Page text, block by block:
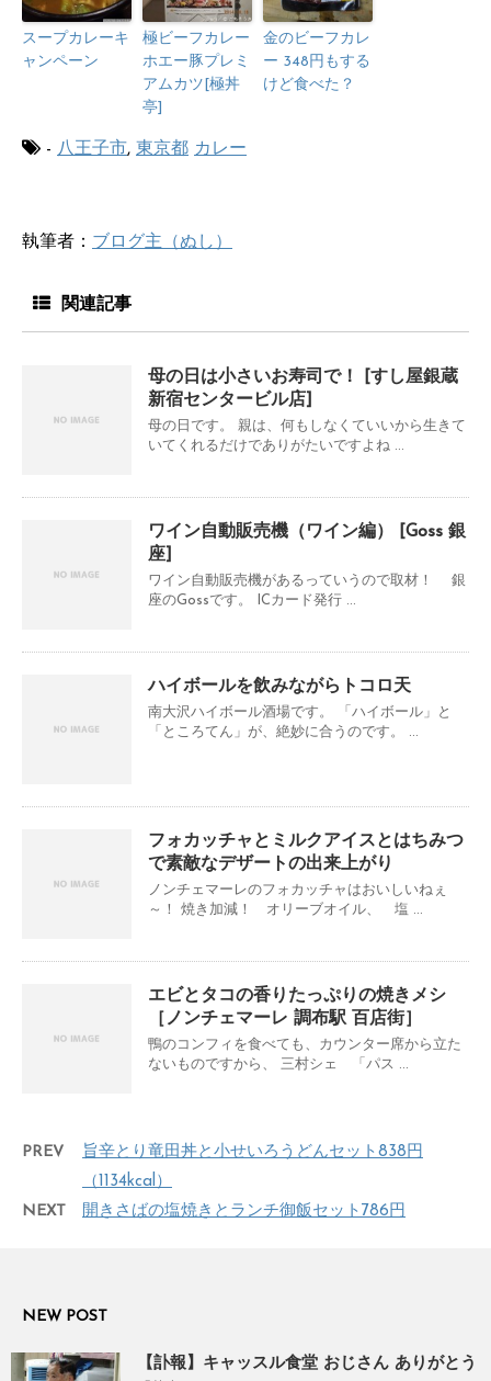
スープカレーキ
ャンペーン
極ビーフカレー
ホエー豚プレミ
アムカツ[極丼
亭]
金のビーフカレ
ー 348円もする
けど食べた？
- 八王子市, 東京都 カレー
執筆者： ブログ主（ぬし）
関連記事
母の日は小さいお寿司で！ [すし屋銀蔵
新宿センタービル店]
母の日です。 親は、何もしなくていいから生きて
いてくれるだけでありがたいですよね ...
ワイン自動販売機（ワイン編） [Goss 銀
座]
ワイン自動販売機があるっていうので取材！ 銀
座のGossです。 ICカード発行 ...
ハイボールを飲みながらトコロ天
南大沢ハイボール酒場です。 「ハイボール」と
「ところてん」が、絶妙に合うのです。 ...
フォカッチャとミルクアイスとはちみつ
で素敵なデザートの出来上がり
ノンチェマーレのフォカッチャはおいしいねぇ
～！ 焼き加減！ オリーブオイル、 塩 ...
エビとタコの香りたっぷりの焼きメシ
［ノンチェマーレ 調布駅 百店街］
鴨のコンフィを食べても、カウンター席から立た
ないものですから、 三村シェ 「パス ...
PREV
旨辛とり竜田丼と小せいろうどんセット838円
（1134kcal）
NEXT
開きさばの塩焼きとランチ御飯セット786円
NEW POST
【訃報】キャッスル食堂 おじさん ありがとう